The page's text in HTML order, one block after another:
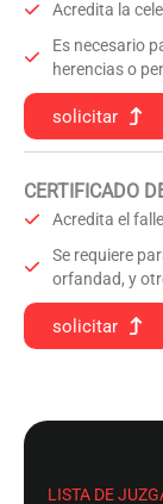
Acredita la
Es necesario
herencias o
solicitar
CERTIFICADO
Acredita el
Se requiere
orfandad, y
solicitar
LISTA DE